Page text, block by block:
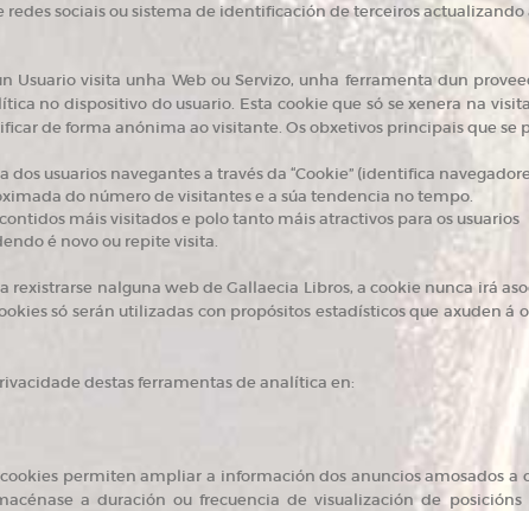
sociais ou sistema de identificación de terceiros actualizando
Usuario visita unha Web ou Servizo, unha ferramenta dun
no dispositivo do usuario. Esta cookie que só se xenera na
de forma anónima ao visitante. Os obxetivos principais que se
usuarios navegantes a través da “Cookie” (identifica
do número de visitantes e a súa tendencia no tempo.
máis visitados e polo tanto máis atractivos para os usuarios
é novo ou repite visita.
rexistrarse nalguna web de Gallaecia Libros, a cookie nunca irá
só serán utilizadas con propósitos estadísticos que axuden
destas ferramentas de analítica en:
permiten ampliar a información dos anuncios amosados a
a duración ou frecuencia de visualización de